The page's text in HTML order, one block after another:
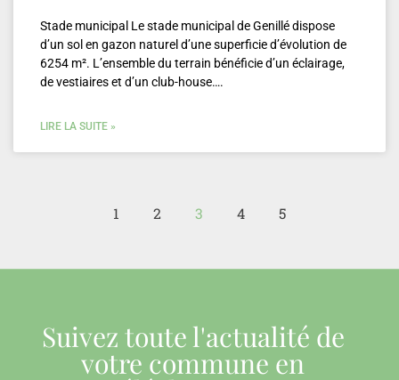
Stade municipal Le stade municipal de Genillé dispose
d’un sol en gazon naturel d’une superficie d’évolution de
6254 m². L’ensemble du terrain bénéficie d’un éclairage,
de vestiaires et d’un club-house….
LIRE LA SUITE »
1 2 3 4 5
Suivez toute l'actualité de
votre commune en